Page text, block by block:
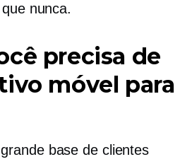
nunca.
precisa de
móvel para
base de clientes